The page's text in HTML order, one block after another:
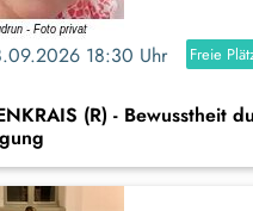
18:30 Uhr Freie
(R) - Bewusstheit